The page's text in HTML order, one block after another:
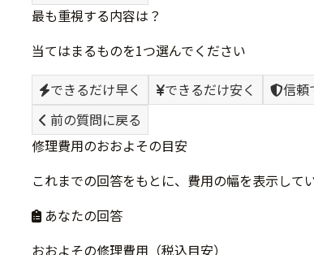
最も重視する内容は？
当てはまるものを1つ選んでください
できるだけ早く
できるだけ安く 信頼
前の質問に戻る
修理費用のおおよその目安
これまでの回答をもとに、費用の幅を表示して
あなたの回答
おおよその修理費用（税込目安）